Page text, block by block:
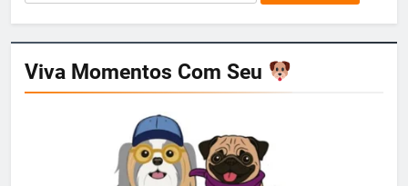
por:
Viva Momentos Com Seu